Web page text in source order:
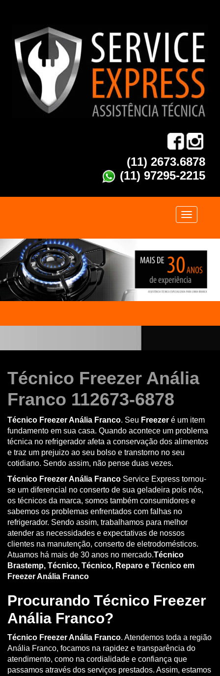
(11) 2673.6878
(11) 97295-2215
Técnico Freezer Anália
Franco 112673-6878
Técnico Freezer Anália Franco. Seu Freezer é um item
fundamento em sua casa. Quando acontece um problema
técnica no refrigerador afeta a conservação dos alimentos
e traz um prejuizo ao seu bolso e transtorno no seu
cotidiano. Sendo assim, não pense duas vezes.
Técnico Freezer Anália Franco Service Express tornou-
se um diferencial no conserto de sua geladeira pois nós,
os técnicos da marca, somos também consumidores e
sabemos os problemas enfrentados com falhas no
refrigerador. Sendo assim, trabalhamos para melhor
atender as necessidades e expectativas de nossos
clientes na manutenção, conserto de eletrodomésticos.
Atuamos há mais de 30 anos no mercado.Técnico
Brastemp, Técnico, Técnico, Reparo e Técnico em
Freezer Anália Franco
Procurando Técnico Freezer
Anália Franco?
Técnico Freezer Anália Franco. Atendemos toda a região
Anália Franco, focamos na rapidez e transparência do
atendimento, como na cordialidade e confiança que
passamos através dos serviços prestados. Assim, estamos